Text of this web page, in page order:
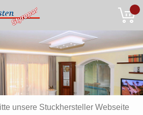
unsere Stuckhersteller Webseite